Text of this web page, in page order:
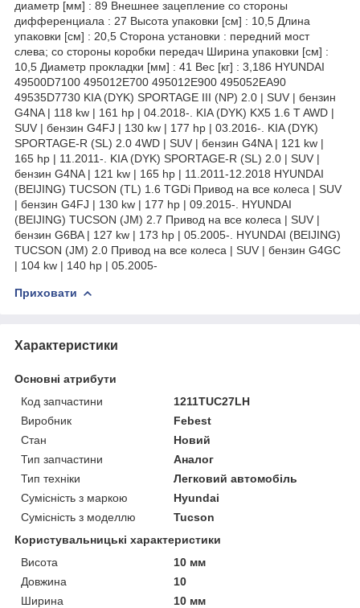
диаметр [мм] : 89 Внешнее зацепление со стороны
дифференциала : 27 Высота упаковки [см] : 10,5 Длина
упаковки [см] : 20,5 Сторона установки : передний мост
слева; со стороны коробки передач Ширина упаковки [см] :
10,5 Диаметр прокладки [мм] : 41 Вес [кг] : 3,186 HYUNDAI
49500D7100 495012E700 495012E900 495052EA90
49535D7730 KIA (DYK) SPORTAGE III (NP) 2.0 | SUV | бензин
G4NA | 118 kw | 161 hp | 04.2018-. KIA (DYK) KX5 1.6 T AWD |
SUV | бензин G4FJ | 130 kw | 177 hp | 03.2016-. KIA (DYK)
SPORTAGE-R (SL) 2.0 4WD | SUV | бензин G4NA | 121 kw |
165 hp | 11.2011-. KIA (DYK) SPORTAGE-R (SL) 2.0 | SUV |
бензин G4NA | 121 kw | 165 hp | 11.2011-12.2018 HYUNDAI
(BEIJING) TUCSON (TL) 1.6 TGDi Привод на все колеса | SUV
| бензин G4FJ | 130 kw | 177 hp | 09.2015-. HYUNDAI
(BEIJING) TUCSON (JM) 2.7 Привод на все колеса | SUV |
бензин G6BA | 127 kw | 173 hp | 05.2005-. HYUNDAI (BEIJING)
TUCSON (JM) 2.0 Привод на все колеса | SUV | бензин G4GC
| 104 kw | 140 hp | 05.2005-
Приховати
Характеристики
Основні атрибути
Код запчастини
1211TUC27LH
Виробник
Febest
Стан
Новий
Тип запчастини
Аналог
Тип техніки
Легковий автомобіль
Сумісність з маркою
Hyundai
Сумісність з моделлю
Tucson
Користувальницькі характеристики
Висота
10 мм
Довжина
10
Ширина
10 мм